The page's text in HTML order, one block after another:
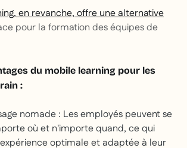
, en revanche, offre une alternative
pour la formation des équipes de
du mobile learning pour les
:
nomade : Les employés peuvent se
où et n'importe quand, ce qui
optimale et adaptée à leur